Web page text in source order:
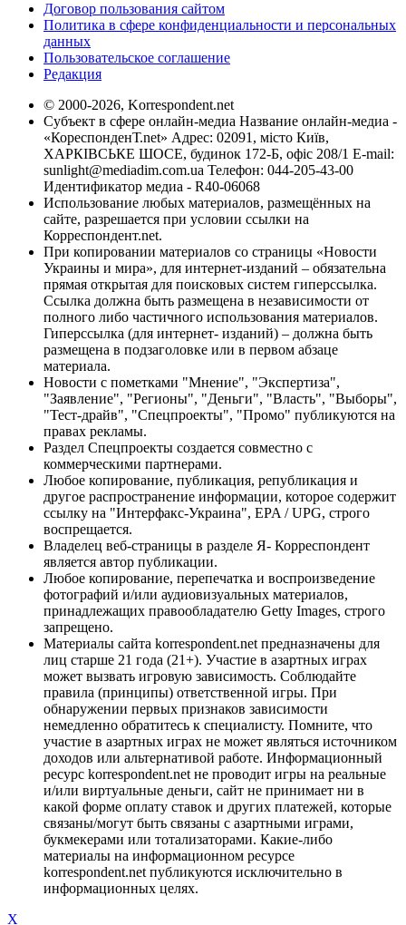
Договор пользования сайтом
Политика в сфере конфиденциальности и персональных
данных
Пользовательское соглашение
Редакция
© 2000-2026, Korrespondent.net
Субъект в сфере онлайн-медиа Название онлайн-медиа -
«КореспонденТ.net» Адрес: 02091, місто Київ,
ХАРКІВСЬКЕ ШОСЕ, будинок 172-Б, офіс 208/1 E-mail:
sunlight@mediadim.com.ua Телефон: 044-205-43-00
Идентификатор медиа - R40-06068
Использование любых материалов, размещённых на
сайте, разрешается при условии ссылки на
Корреспондент.net.
При копировании материалов со страницы «Новости
Украины и мира», для интернет-изданий – обязательна
прямая открытая для поисковых систем гиперссылка.
Ссылка должна быть размещена в независимости от
полного либо частичного использования материалов.
Гиперссылка (для интернет- изданий) – должна быть
размещена в подзаголовке или в первом абзаце
материала.
Новости с пометками "Мнение", "Экспертиза",
"Заявление", "Регионы", "Деньги", "Власть", "Выборы",
"Тест-драйв", "Спецпроекты", "Промо" публикуются на
правах рекламы.
Раздел Спецпроекты создается совместно с
коммерческими партнерами.
Любое копирование, публикация, републикация и
другое распространение информации, которое содержит
ссылку на "Интерфакс-Украина", EPA / UPG, строго
воспрещается.
Владелец веб-страницы в разделе Я- Корреспондент
является автор публикации.
Любое копирование, перепечатка и воспроизведение
фотографий и/или аудиовизуальных материалов,
принадлежащих правообладателю Getty Images, строго
запрещено.
Материалы сайта korrespondent.net предназначены для
лиц старше 21 года (21+). Участие в азартных играх
может вызвать игровую зависимость. Соблюдайте
правила (принципы) ответственной игры. При
обнаружении первых признаков зависимости
немедленно обратитесь к специалисту. Помните, что
участие в азартных играх не может являться источником
доходов или альтернативой работе. Информационный
ресурс korrespondent.net не проводит игры на реальные
и/или виртуальные деньги, сайт не принимает ни в
какой форме оплату ставок и других платежей, которые
связаны/могут быть связаны с азартными играми,
букмекерами или тотализаторами. Какие-либо
материалы на информационном ресурсе
korrespondent.net публикуются исключительно в
информационных целях.
X